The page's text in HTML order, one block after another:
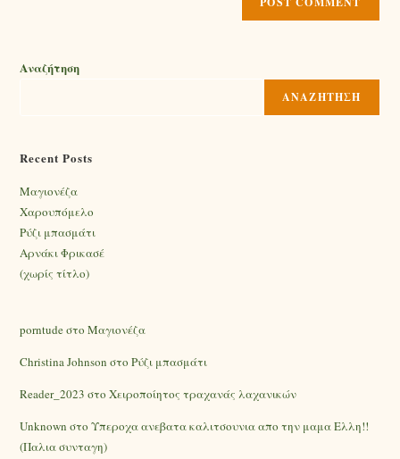
Αναζήτηση
ΑΝΑΖΉΤΗΣΗ
Recent Posts
Mαγιονέζα
Χαρουπόμελο
Ρύζι μπασμάτι
Αρνάκι Φρικασέ
(χωρίς τίτλο)
porntudeστοMαγιονέζα
Christina Johnson στοΡύζι μπασμάτι
Reader_2023 στοΧειροποίητος τραχανάς λαχανικών
Unknown στοΥπεροχα ανεβατα καλιτσουνια απο την μαμα Ελλη!!
(Παλια συνταγη)